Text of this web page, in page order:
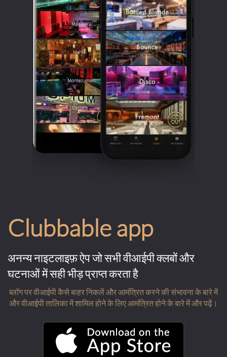
Clubbable app
अनन्य नाइटलाइफ़ ऐप जो सभी वीआईपी क्लबों और
घटनाओं में सही भीड़ प्राप्त करता है
ब्लॉग पर वीआईपी कैसे बाहर निकलें और आमंत्रित करने की संभावना के बारे में
और वीआईपी तालिका में शामिल होने के लिए आमंत्रित होने के बारे में और पढ़ें।